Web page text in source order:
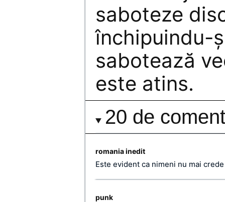
saboteze
închipuindu-
sabotează
este atins.
20 de
romania inedit
Este evident ca nimeni nu mai
punk